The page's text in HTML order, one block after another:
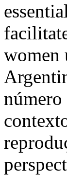
women
número